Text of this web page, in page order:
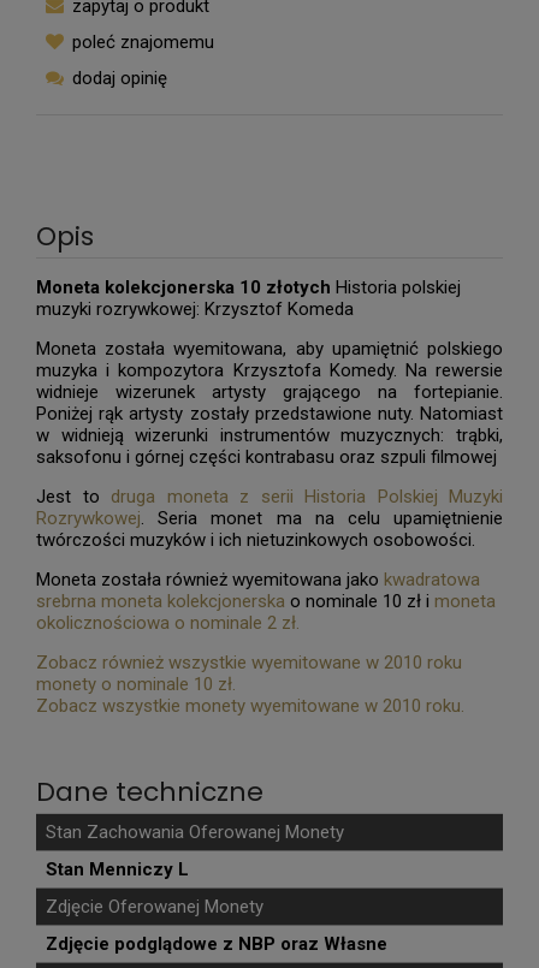
zapytaj o produkt
poleć znajomemu
dodaj opinię
Opis
Moneta kolekcjonerska 10 złotych Historia polskiej
muzyki rozrywkowej: Krzysztof Komeda
Moneta została wyemitowana, aby upamiętnić polskiego
muzyka i kompozytora Krzysztofa Komedy. Na rewersie
widnieje wizerunek artysty grającego na fortepianie.
Poniżej rąk artysty zostały przedstawione nuty. Natomiast
w widnieją wizerunki instrumentów muzycznych: trąbki,
saksofonu i górnej części kontrabasu oraz szpuli filmowej
Jest to druga moneta z serii Historia Polskiej Muzyki
Rozrywkowej. Seria monet ma na celu upamiętnienie
twórczości muzyków i ich nietuzinkowych osobowości.
Moneta została również wyemitowana jako kwadratowa
srebrna moneta kolekcjonerska o nominale 10 zł i moneta
okolicznościowa o nominale 2 zł.
Zobacz również wszystkie wyemitowane w 2010 roku
monety o nominale 10 zł.
Zobacz wszystkie monety wyemitowane w 2010 roku.
Dane techniczne
Stan Zachowania Oferowanej Monety
Stan Menniczy L
Zdjęcie Oferowanej Monety
Zdjęcie podglądowe z NBP oraz Własne